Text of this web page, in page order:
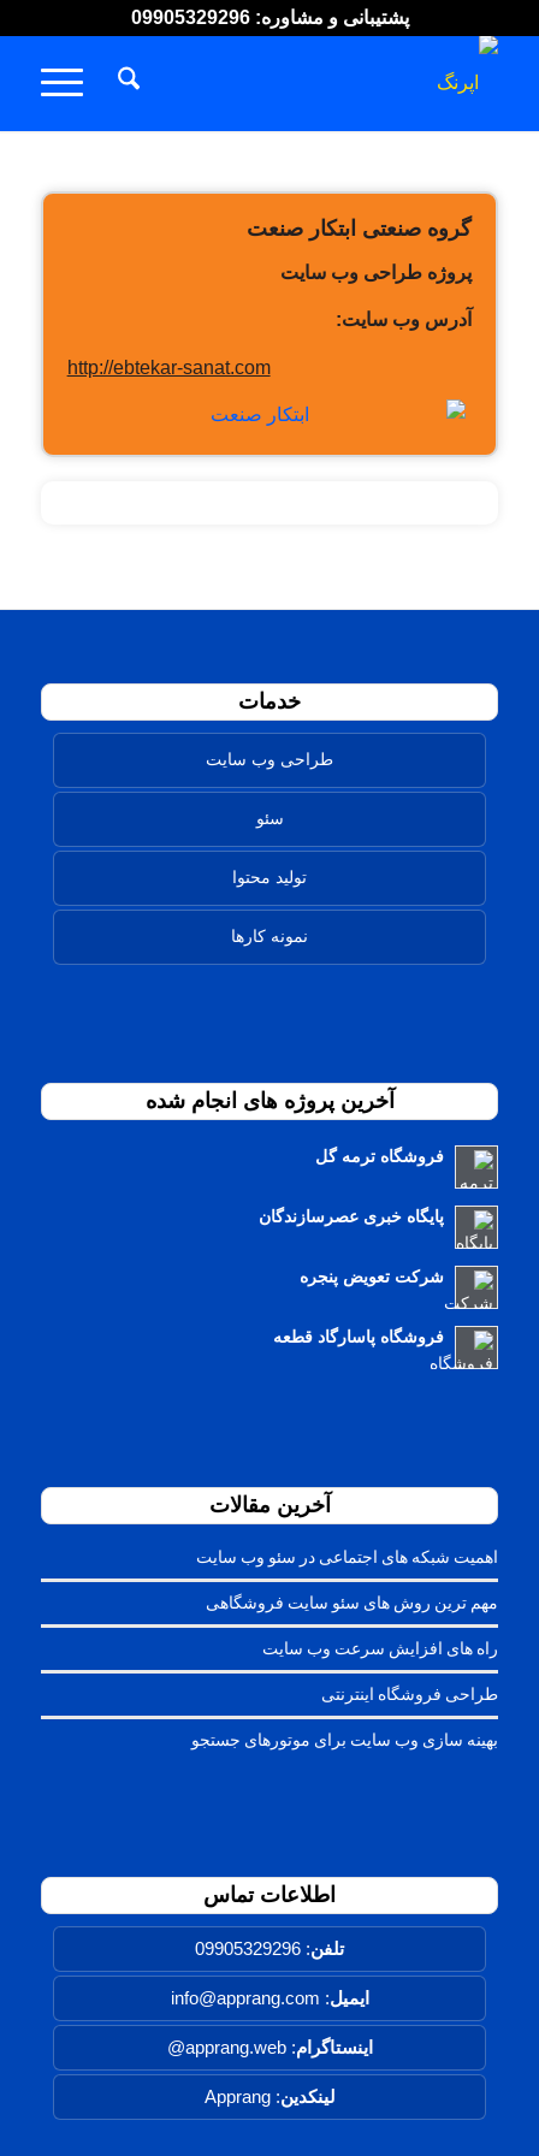
پشتیبانی و مشاوره: 09905329296
گروه صنعتی ابتکار صنعت
پروژه طراحی وب سایت
آدرس وب سایت:
http://ebtekar-sanat.com
خدمات
طراحی وب سایت
سئو
تولید محتوا
نمونه کارها
آخرین پروژه های انجام شده
فروشگاه ترمه گل
پایگاه خبری عصرسازندگان
شرکت تعویض پنجره
فروشگاه پاسارگاد قطعه
آخرین مقالات
اهمیت شبکه های اجتماعی در سئو وب سایت
مهم ترین روش های سئو سایت فروشگاهی
راه های افزایش سرعت وب سایت
طراحی فروشگاه اینترنتی
بهینه سازی وب سایت برای موتورهای جستجو
اطلاعات تماس
تلفن:
09905329296
ایمیل: info@apprang.com
اینستاگرام:
apprang.web@
لینکدین:
Apprang